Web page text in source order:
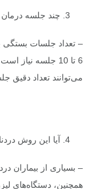
3. چند جلسه درمان نیاز است تا نتایج مطلوب حاصل شود؟
– تعداد جلسات بستگی
6 تا 10 جلسه
می‌توانند تعداد دقیق
4. آیا این روش دردناک است؟
– بسیاری از بیماران
همچنین، دستگاه‌های